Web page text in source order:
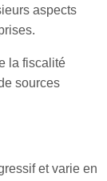
aspects
la fiscalité
sources
et varie en